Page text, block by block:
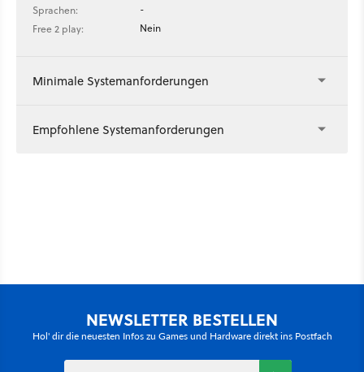
Sprachen:
-
Free 2 play:
Nein
Minimale Systemanforderungen
Empfohlene Systemanforderungen
NEWSLETTER BESTELLEN
Hol' dir die neuesten Infos zu Games und Hardware direkt ins Postfach